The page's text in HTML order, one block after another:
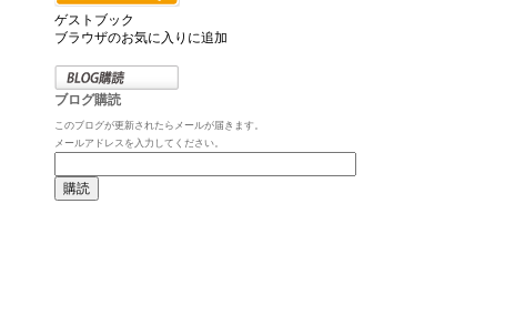
ゲストブック
ブラウザのお気に入りに追加
ブログ購読
このブログが更新されたらメールが届きます。
メールアドレスを入力してください。